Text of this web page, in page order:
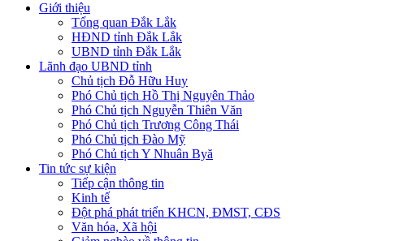
Giới thiệu
Tổng quan Đắk Lắk
HĐND tỉnh Đắk Lắk
UBND tỉnh Đắk Lắk
Lãnh đạo UBND tỉnh
Chủ tịch Đỗ Hữu Huy
Phó Chủ tịch Hồ Thị Nguyên Thảo
Phó Chủ tịch Nguyễn Thiên Văn
Phó Chủ tịch Trương Công Thái
Phó Chủ tịch Đào Mỹ
Phó Chủ tịch Y Nhuân Byă
Tin tức sự kiện
Tiếp cận thông tin
Kinh tế
Đột phá phát triển KHCN, ĐMST, CĐS
Văn hóa, Xã hội